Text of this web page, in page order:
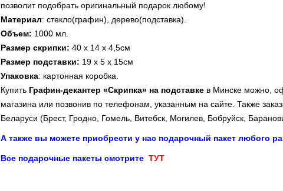
позволит подобрать оригинальный подарок любому!
Материал: стекло(графин), дерево(подставка).
Объем: 1000 мл.
Размер скрипки: 40 х 14 х 4,5см
Размер подставки: 19 х 5 х 15см
Упаковка: картонная коробка
Купить Графин-декантер «Скрипка» на подставке в Минске можно,
магазина или позвонив по телефонам, указанным на сайте. Также
Беларуси (Брест, Гродно, Гомель, Витебск, Могилев, Бобруйск,
А также вы можете приобрести у нас подарочный пакет любого
Все подарочные пакеты смотрите ТУТ